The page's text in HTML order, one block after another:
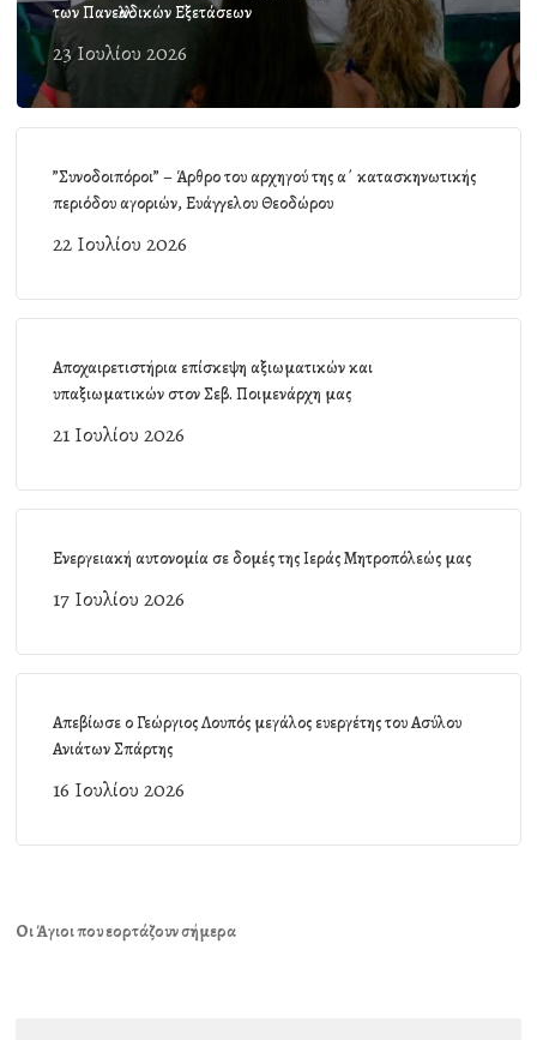
των Πανελλαδικών Εξετάσεων
23 Ιουλίου 2026
”Συνοδοιπόροι” – Άρθρο του αρχηγού της α΄ κατασκηνωτικής
περιόδου αγοριών, Ευάγγελου Θεοδώρου
22 Ιουλίου 2026
Αποχαιρετιστήρια επίσκεψη αξιωματικών και
υπαξιωματικών στον Σεβ. Ποιμενάρχη μας
21 Ιουλίου 2026
Ενεργειακή αυτονομία σε δομές της Ιεράς Μητροπόλεώς μας
17 Ιουλίου 2026
Απεβίωσε ο Γεώργιος Λουπός μεγάλος ευεργέτης του Ασύλου
Ανιάτων Σπάρτης
16 Ιουλίου 2026
Οι Άγιοι που εορτάζουν σήμερα